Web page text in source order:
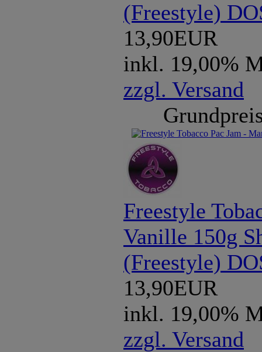
(Freestyle)
13,90EUR
inkl. 19,00%
zzgl. Versand
Freestyle
Vanille 150g
(Freestyle)
13,90EUR
inkl. 19,00%
zzgl. Versand